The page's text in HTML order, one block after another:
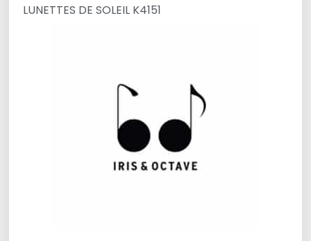
LUNETTES DE SOLEIL K4151